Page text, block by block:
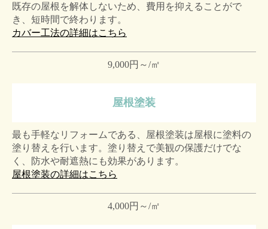
既存の屋根を解体しないため、費用を抑えることがで
き、短時間で終わります。
カバー工法の詳細はこちら
9,000円～/㎡
屋根塗装
最も手軽なリフォームである、屋根塗装は屋根に塗料の
塗り替えを行います。塗り替えで美観の保護だけでな
く、防水や耐遮熱にも効果があります。
屋根塗装の詳細はこちら
4,000円～/㎡